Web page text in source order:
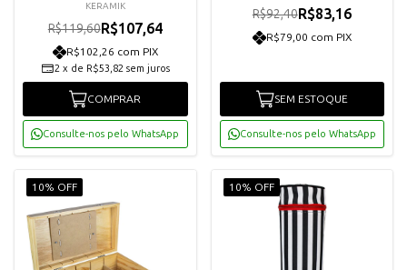
KERAMIK
R$119,60R$107,64
R$102,26 com PIX
2 x de R$53,82 sem juros
COMPRAR
Consulte-nos pelo WhatsApp
R$92,40R$83,16
R$79,00 com PIX
SEM ESTOQUE
Consulte-nos pelo WhatsApp
10% OFF 10% OFF